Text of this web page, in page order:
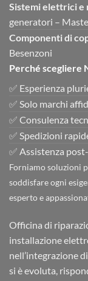
Sistemi elettrici e
generatori –
Componenti di
Besenzoni
Perché scegliere
✅ Esperienza
✅ Solo marchi
✅ Consulenza
✅ Spedizioni
✅ Assistenza
Forniamo soluzioni
soddisfare ogni
esperto e
Officina di
installazione
nell’integrazione
si è evoluta,